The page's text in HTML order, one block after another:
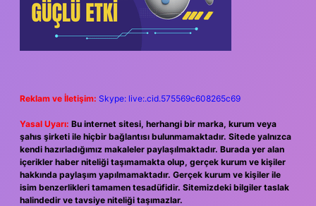
Reklam ve İletişim: Skype: live:.cid.575569c608265c69
Yasal Uyarı: Bu internet sitesi, herhangi bir marka, kurum veya
şahıs şirketi ile hiçbir bağlantısı bulunmamaktadır. Sitede yalnızca
kendi hazırladığımız makaleler paylaşılmaktadır. Burada yer alan
içerikler haber niteliği taşımamakta olup, gerçek kurum ve kişiler
hakkında paylaşım yapılmamaktadır. Gerçek kurum ve kişiler ile
isim benzerlikleri tamamen tesadüfidir. Sitemizdeki bilgiler taslak
halindedir ve tavsiye niteliği taşımazlar.